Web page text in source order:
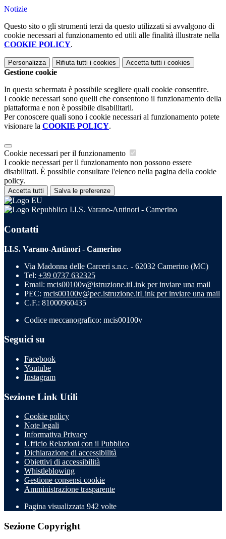
Notizie
Questo sito o gli strumenti terzi da questo utilizzati si avvalgono di
cookie necessari al funzionamento ed utili alle finalità illustrate nella
COOKIE POLICY.
Personalizza Rifiuta tutti i cookies Accetta tutti i cookies
Gestione cookie
In questa schermata è possibile scegliere quali cookie consentire.
I cookie necessari sono quelli che consentono il funzionamento della
piattaforma e non è possibile disabilitarli.
Per conoscere quali sono i cookie necessari al funzionamento potete
visionare la COOKIE POLICY.
Cookie necessari per il funzionamento
I cookie necessari per il funzionamento non possono essere
disabilitati. È possibile consultare l'elenco nella pagina della cookie
policy.
Accetta tutti Salva le preferenze
I.I.S. Varano-Antinori - Camerino
Contatti
I.I.S. Varano-Antinori - Camerino
Via Madonna delle Carceri s.n.c. - 62032 Camerino (MC)
Tel: +39 0737 632325
Email: mcis00100v@istruzione.itLink per inviare una mail
PEC: mcis00100v@pec.istruzione.itLink per inviare una mail
C.F.: 81000960435
Codice meccanografico: mcis00100v
Seguici su
Facebook
Youtube
Instagram
Sezione Link Utili
Cookie policy
Note legali
Informativa Privacy
Ufficio Relazioni con il Pubblico
Dichiarazione di accessibilità
Obiettivi di accessibilità
Whistleblowing
Gestione consensi cookie
Amministrazione trasparente
Pagina visualizzata 942 volte
Sezione Copyright